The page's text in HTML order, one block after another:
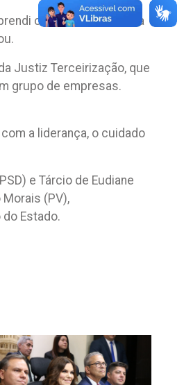
com as mulheres da
Justiz Terceirização, que
grupo de empresas.
a liderança, o cuidado
e Tárcio de Eudiane
(PV),
Estado.